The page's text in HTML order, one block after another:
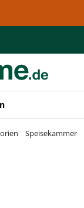
Speisekammer